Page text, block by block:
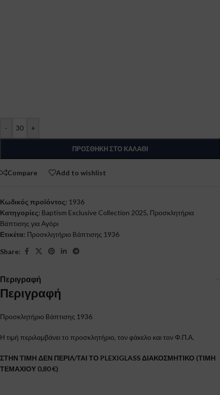
- +
ΠΡΟΣΘΉΚΗ ΣΤΟ ΚΑΛΆΘΙ
Compare Add to wishlist
Κωδικός προϊόντος: 1936
Κατηγορίες: Baptism Exclusive Collection 2025, Προσκλητήρια
Βάπτισης για Αγόρι
Ετικέτα: Προσκλητήριο Bάπτισης 1936
Share:
Περιγραφή
Περιγραφή
Προσκλητήριο Bάπτισης 1936
Η τιμή περιλαμβάνει το προσκλητήριο, τον φάκελο και τον Φ.Π.Α.
ΣΤΗΝ ΤΙΜΗ ΔΕΝ ΠΕΡΙΛ/ΤΑΙ ΤΟ PLEXIGLASS ΔΙΑΚΟΣΜΗΤΙΚΟ (ΤΙΜΗ
ΤΕΜΑΧΙΟΥ 0,80 €)